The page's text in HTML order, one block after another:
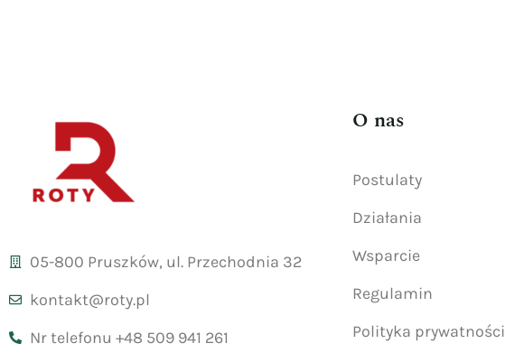
05-800 Pruszków, ul. Przechodnia 32
kontakt@roty.pl
Nr telefonu +48 509 941 261
O nas
Postulaty
Działania
Wsparcie
Regulamin
Polityka prywatności